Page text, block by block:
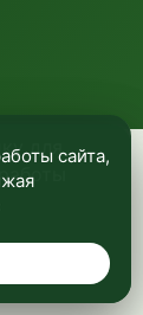
длясайта,